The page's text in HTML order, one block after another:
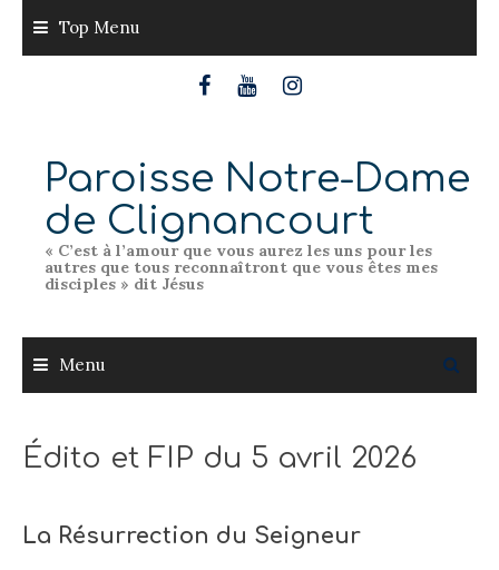
content
Top Menu
Paroisse Notre-Dame
de Clignancourt
« C’est à l’amour que vous aurez les uns pour les
autres que tous reconnaîtront que vous êtes mes
disciples » dit Jésus
Menu
Édito et FIP du 5 avril 2026
La Résurrection du Seigneur